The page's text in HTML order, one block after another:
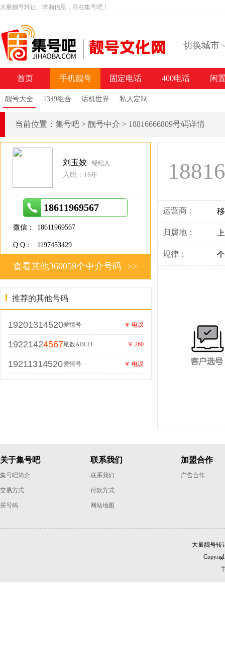
大量靓号转让、求购信息，尽在集号吧！
切换城市
首页 手机靓号
靓号大全 1349组合 话机世界 私人定制
固定电话 400电话 闲
当前位置： 集号吧 > 靓号中介 > 18816666809号码详情
运营商：
归属地：
规律：
刘玉姣 经纪人
入职：16年
18611969567
微信： 18611969567
Q Q： 1197453429
>>
查看其他360059个中介号码
推荐的其他号码
19201314520爱情号 ￥ 电议
19221424567尾数ABCD ￥ 260
19211314520爱情号 ￥ 电议
关于集号吧
集号吧简介
交易方式
买号码
联系我们
联系我们
付款方式
网站地图
加盟合作
广告合作
大量靓号转